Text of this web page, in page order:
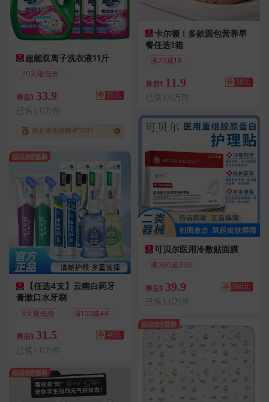
超能双离子洗衣液11斤
20天最低价
券后¥ 33.9 券 25元
已售1.0万件
洗衣液热搜榜单TOP1
【任选4支】云南白药牙
膏漱口水牙刷
9天最低价 满100减46
券后¥ 31.5 券 46元
已售1.0万件
卡尔顿！多款面包营养早
餐任选1箱
满29减18
券后¥ 11.9 券 18元
已售1.0万件
可贝尔医用冷敷贴面膜
满390减360
券后¥ 39.9 券 360元
已售1.0万件